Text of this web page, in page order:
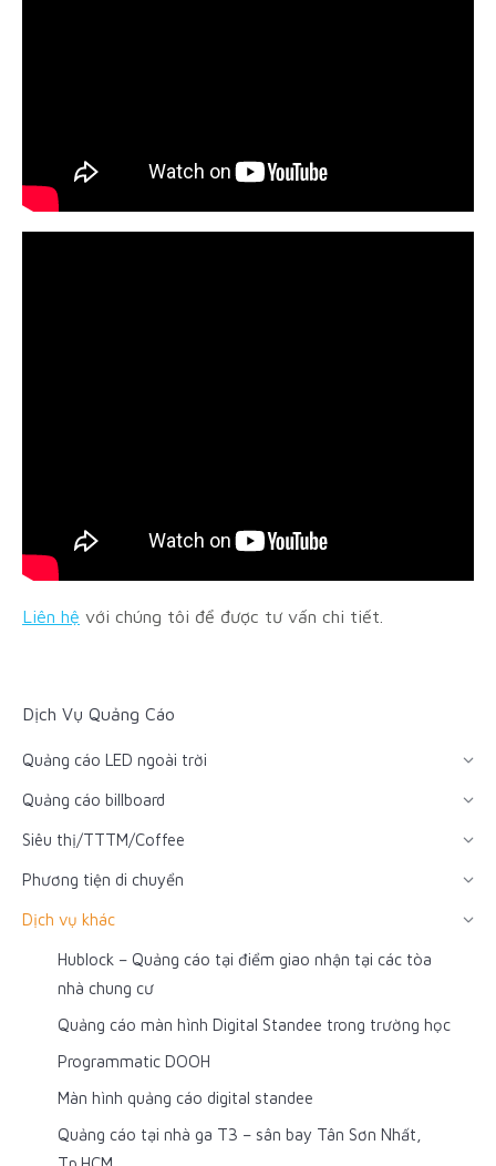
Liên hệ với chúng tôi để được tư vấn chi tiết.
Dịch Vụ Quảng Cáo
Quảng cáo LED ngoài trời
Quảng cáo billboard
Siêu thị/TTTM/Coffee
Phương tiện di chuyển
Dịch vụ khác
Hublock – Quảng cáo tại điểm giao nhận tại các tòa
nhà chung cư
Quảng cáo màn hình Digital Standee trong trường học
Programmatic DOOH
Màn hình quảng cáo digital standee
Quảng cáo tại nhà ga T3 – sân bay Tân Sơn Nhất,